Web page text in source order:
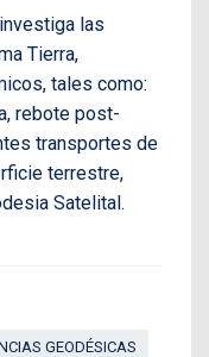
las
Tierra,
tales como:
rebote post-
transportes de
terrestre,
Satelital.
GEODÉSICAS